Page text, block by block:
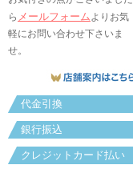
ら メールフォームよりお気
軽にお問い合わせ下さいま
せ。
代金引換
銀行振込
クレジットカード払い